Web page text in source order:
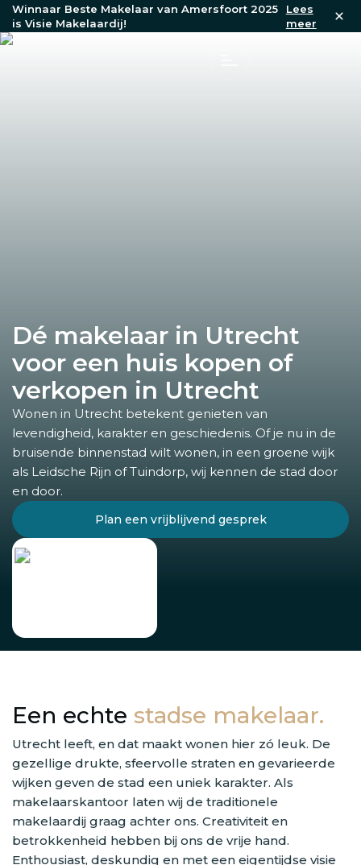
Winnaar Beste Makelaar van Amersfoort 2025
is Visie Makelaardij!
Lees
meer
Dé makelaar in Utrecht
voor een huis kopen of
verkopen in Utrecht
Wonen in Utrecht betekent genieten van
levendigheid, karakter en geschiedenis. Of je nu in de
bruisende binnenstad wilt wonen, in een groene wijk
als Leidsche Rijn of Tuindorp, wij kennen de stad door
en door.
Plan een vrijblijvend gesprek
Een echte stadse makelaar.
Utrecht leeft, en dat maakt wonen hier zó leuk. De
gezellige drukte, sfeervolle straten en gevarieerde
wijken geven de stad een uniek karakter. Als
makelaarskantoor laten wij de traditionele
makelaardij graag achter ons. Creativiteit en
betrokkenheid hebben bij ons de vrije hand.
Enthousiast, deskundig en met een eigentijdse visie